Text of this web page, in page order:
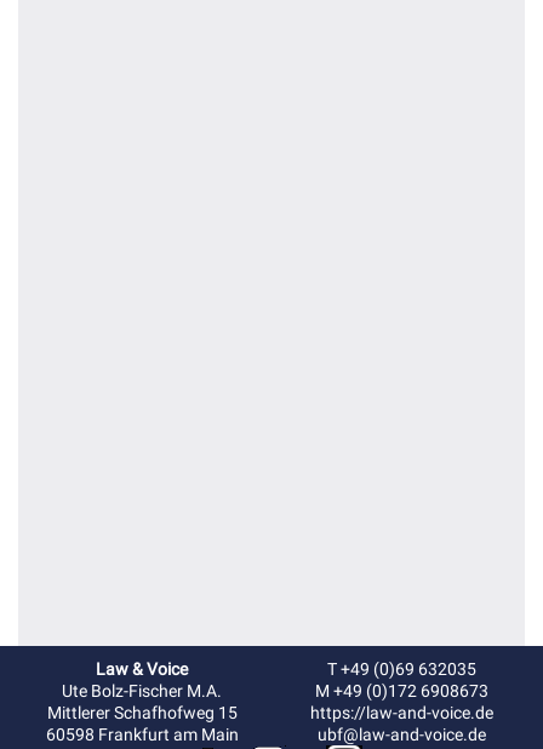
Law & Voice
Ute Bolz-Fischer M.A.
Mittlerer Schafhofweg 15
60598 Frankfurt am Main
T +49 (0)69 632035
M +49 (0)172 6908673
https://law-and-voice.de
ubf@law-and-voice.de